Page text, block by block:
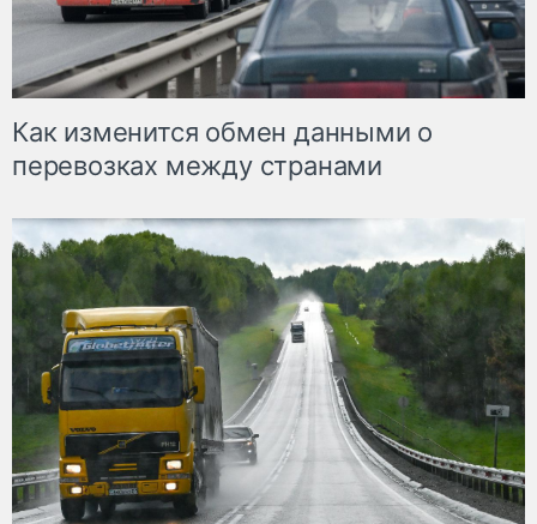
Как изменится обмен данными о
перевозках между странами